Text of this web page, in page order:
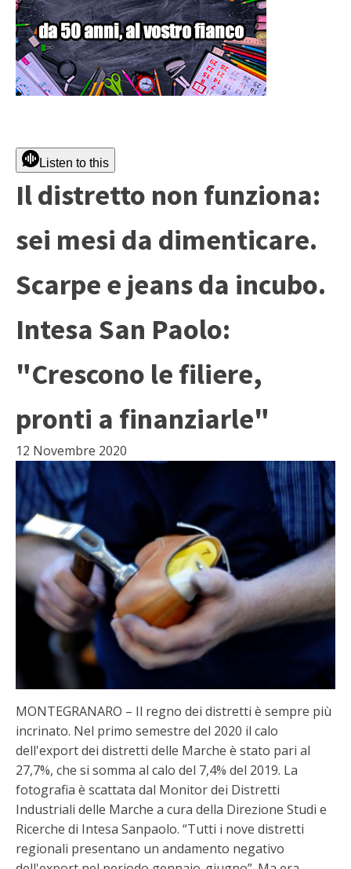
Listen to this
Il distretto non funziona:
sei mesi da dimenticare.
Scarpe e jeans da incubo.
Intesa San Paolo:
"Crescono le filiere,
pronti a finanziarle"
12 Novembre 2020
MONTEGRANARO – Il regno dei distretti è sempre più
incrinato. Nel primo semestre del 2020 il calo
dell'export dei distretti delle Marche è stato pari al
27,7%, che si somma al calo del 7,4% del 2019. La
fotografia è scattata dal Monitor dei Distretti
Industriali delle Marche a cura della Direzione Studi e
Ricerche di Intesa Sanpaolo. “Tutti i nove distretti
regionali presentano un andamento negativo